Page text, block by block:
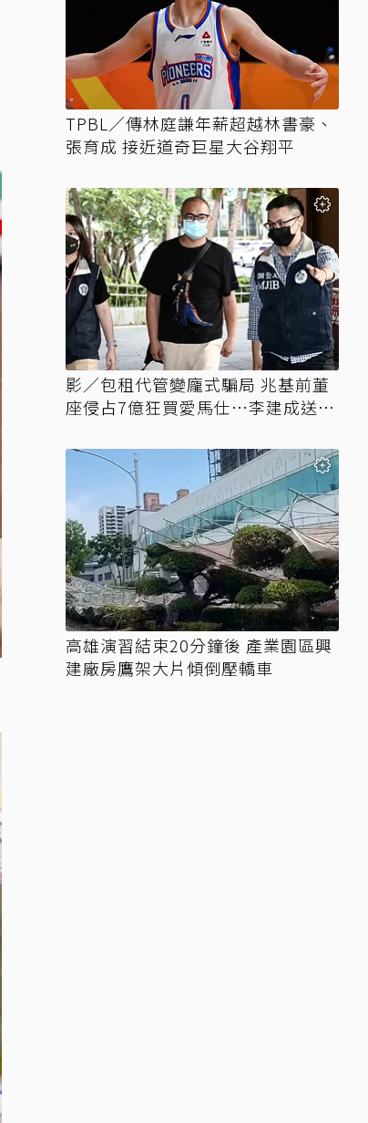
TPBL／傳林庭謙年薪超越林書豪、
張育成 接近道奇巨星大谷翔平
影／包租代管變龐式騙局 兆基前董
座侵占7億狂買愛馬仕…李建成送北
高雄演習結束20分鐘後 產業園區興
建廠房鷹架大片傾倒壓轎車